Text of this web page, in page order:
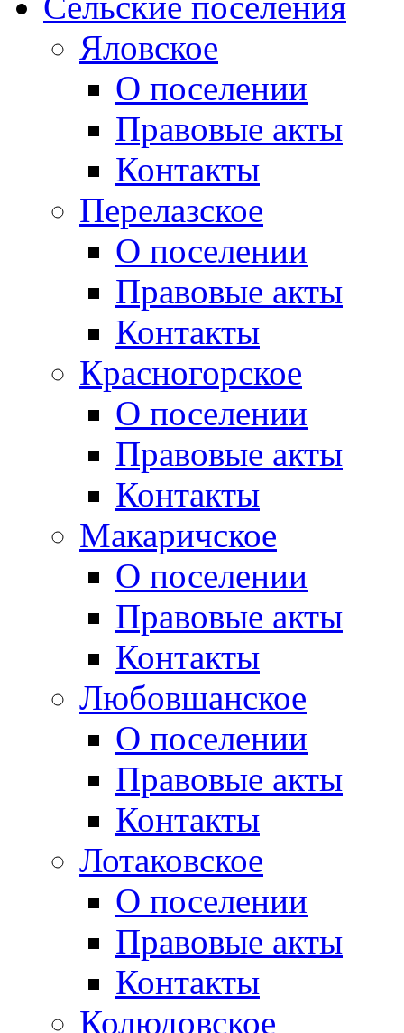
Яловское
О поселении
Правовые акты
Контакты
Перелазское
О поселении
Правовые акты
Контакты
Красногорское
О поселении
Правовые акты
Контакты
Макаричское
О поселении
Правовые акты
Контакты
Любовшанское
О поселении
Правовые акты
Контакты
Лотаковское
О поселении
Правовые акты
Контакты
Колюдовское